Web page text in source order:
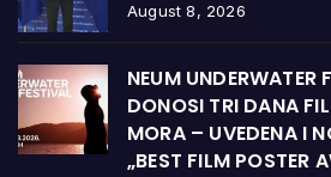
August 8, 2026
NEUM
DONOSI TRI DANA
MORA – UVEDENA I
„BEST FILM POSTER